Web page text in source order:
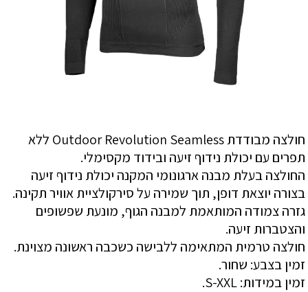
חולצה מבודדת Outdoor Revolution Seamless ללא
תפרים עם יכולת נידוף זיעה ובידוד מקסימלי.
החולצה בעלת מבנה ארגונומי המקנה יכולת נידוף זיעה
בצורה יוצאת דופן, תוך שמירה על סירקולציית אוויר תקינה.
גזרה צמודה המותאמת למבנה הגוף, מונעת שפשופים
והצטברות זיעה.
​חולצה טרמית המתאימה ללבישה כשכבה ראשונה מצוינת.
זמין בצבע: שחור.
זמין במידות: S-XXL.